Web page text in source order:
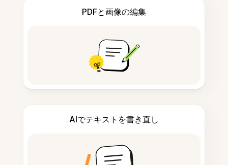
PDFと画像の編集
AIでテキストを書き直し